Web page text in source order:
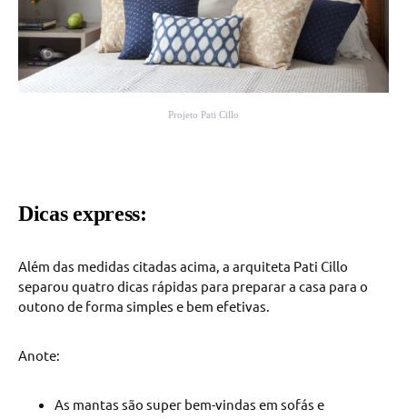
Projeto Pati Cillo
Dicas express:
Além das medidas citadas acima, a arquiteta Pati Cillo
separou quatro dicas rápidas para preparar a casa para o
outono de forma simples e bem efetivas.
Anote:
As mantas são super bem-vindas em sofás e